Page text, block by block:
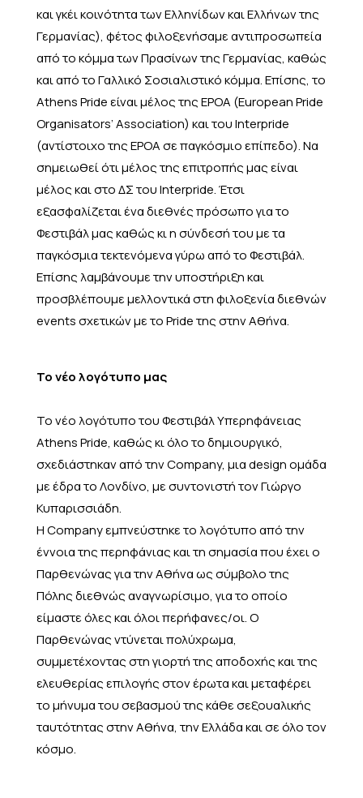
και γκέι κοινότητα των Ελληνίδων και Ελλήνων της
Γερμανίας), φέτος φιλοξενήσαμε αντιπροσωπεία
από το κόμμα των Πρασίνων της Γερμανίας, καθώς
και από το Γαλλικό Σοσιαλιστικό κόμμα. Επίσης, το
Athens Pride είναι μέλος της EPOA (European Pride
Organisators’ Association) και του Interpride
(αντίστοιχο της EPOA σε παγκόσμιο επίπεδο). Να
σημειωθεί ότι μέλος της επιτροπής μας είναι
μέλος και στο ΔΣ του Interpride. Έτσι
εξασφαλίζεται ένα διεθνές πρόσωπο για το
Φεστιβάλ μας καθώς κι η σύνδεσή του με τα
παγκόσμια τεκτενόμενα γύρω από το Φεστιβάλ.
Επίσης λαμβάνουμε την υποστήριξη και
προσβλέπουμε μελλοντικά στη φιλοξενία διεθνών
events σχετικών με το Pride της στην Αθήνα.
Το νέο λογότυπο μας
Το νέο λογότυπο του Φεστιβάλ Υπερηφάνειας
Athens Pride, καθώς κι όλο το δημιουργικό,
σχεδιάστηκαν από την Company, μια design ομάδα
με έδρα το Λονδίνο, με συντονιστή τον Γιώργο
Κυπαρισσιάδη.
Η Company εμπνεύστηκε το λογότυπο από την
έννοια της περηφάνιας και τη σημασία που έχει ο
Παρθενώνας για την Αθήνα ως σύμβολο της
Πόλης διεθνώς αναγνωρίσιμο, για το οποίο
είμαστε όλες και όλοι περήφανες/οι. Ο
Παρθενώνας ντύνεται πολύχρωμα,
συμμετέχοντας στη γιορτή της αποδοχής και της
ελευθερίας επιλογής στον έρωτα και μεταφέρει
το μήνυμα του σεβασμού της κάθε σεξουαλικής
ταυτότητας στην Αθήνα, την Ελλάδα και σε όλο τον
κόσμο.